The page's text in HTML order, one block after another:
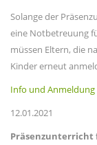
Solange der
eine Notbetreuung
müssen Eltern, die
Kinder erneut
Info und Anmeldung
12.01.2021
Präsenzunterricht